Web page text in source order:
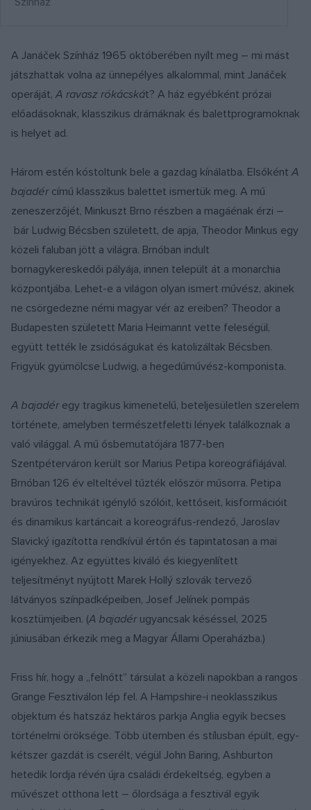
A Janáček Színház 1965 októberében nyílt meg – mi mást
játszhattak volna az ünnepélyes alkalommal, mint Janáček
operáját,A ravasz rókácskát? A ház egyébként prózai
előadásoknak, klasszikus drámáknak és balettprogramoknak
is helyet ad.
Három estén kóstoltunk bele a gazdag kínálatba. ElsőkéntA
bajadércímű klasszikus balettet ismertük meg. A mű
zeneszerzőjét, Minkuszt Brno részben a magáénak érzi –
bár Ludwig Bécsben született, de apja, Theodor Minkus egy
közeli faluban jött a világra. Brnóban indult
bornagykereskedői pályája, innen települt át a monarchia
központjába. Lehet-e a világon olyan ismert művész, akinek
ne csörgedezne némi magyar vér az ereiben? Theodor a
Budapesten született Maria Heimannt vette feleségül,
együtt tették le zsidóságukat és katolizáltak Bécsben.
Frigyük gyümölcse Ludwig, a hegedűművész-komponista.
A bajadéregy tragikus kimenetelű, beteljesületlen szerelem
története, amelyben természetfeletti lények találkoznak a
való világgal. A mű ősbemutatójára 1877-ben
Szentpéterváron került sor Marius Petipa koreográfiájával.
Brnóban 126 év elteltével tűzték először műsorra. Petipa
bravúros technikát igénylő szólóit, kettőseit, kisformációit
és dinamikus kartáncait a koreográfus-rendező, Jaroslav
Slavický igazította rendkívül értőn és tapintatosan a mai
igényekhez. Az együttes kiváló és kiegyenlített
teljesítményt nyújtott Marek Hollý szlovák tervező
látványos színpadképeiben, Josef Jelínek pompás
kosztümjeiben. (A bajadérugyancsak késéssel, 2025
júniusában érkezik meg a Magyar Állami Operaházba.)
Friss hír, hogy a „felnőtt” társulat a közeli napokban a rangos
Grange Fesztiválon lép fel. A Hampshire-i neoklasszikus
objektum és hatszáz hektáros parkja Anglia egyik becses
történelmi öröksége. Több ütemben és stílusban épült, egy-
kétszer gazdát is cserélt, végül John Baring, Ashburton
hetedik lordja révén újra családi érdekeltség, egyben a
művészet otthona lett – őlordsága a fesztivál egyik